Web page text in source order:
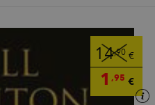
14,90 €
1,95 €